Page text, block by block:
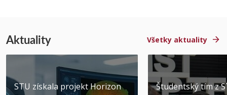
Aktuality Všetky aktuality
STU získala projekt Horizon
Študentský tím z